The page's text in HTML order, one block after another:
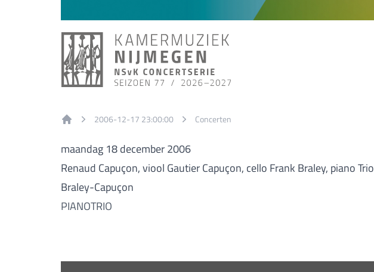
2006-12-17 23:00:00 Concerten
maandag 18 december 2006
Renaud Capuçon, viool Gautier Capuçon, cello Frank Braley, piano Trio
Braley-Capuçon
PIANOTRIO